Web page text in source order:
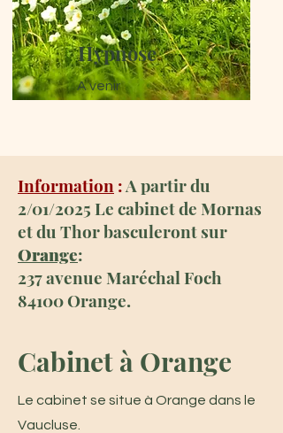
Hypnose
A venir
Information :A partir du
2/01/2025 Le cabinet de Mornas
et du Thor basculeront sur
Orange:
237 avenue Maréchal Foch
84100 Orange.
Cabinet à Orange
Le cabinet se situe à Orange dans le
Vaucluse.